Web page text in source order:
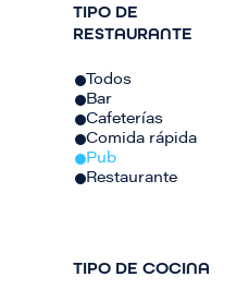
TIPO DE
RESTAURANTE
Todos
Bar
Cafeterías
Comida rápida
Pub
Restaurante
TIPO DE COCINA